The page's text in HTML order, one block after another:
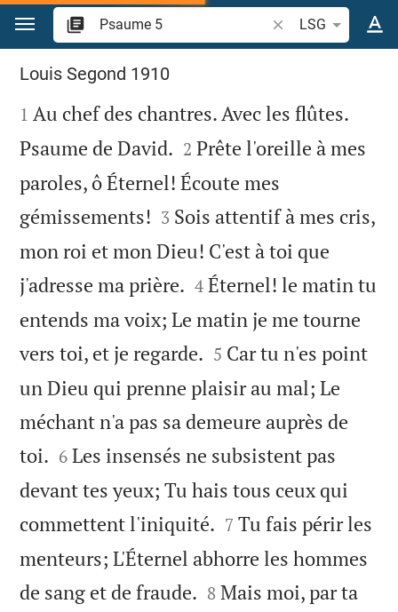
Aller vers contenu
Recherche d'un
LSG
Psaume 5
Louis Segond 1910

1 Au chef des chantres. Avec les flûtes.
Psaume de David. 

2 Prête l'oreille à mes
paroles, ô Éternel! Écoute mes
gémissements! 

3 Sois attentif à mes cris,
mon roi et mon Dieu! C'est à toi que
j'adresse ma prière. 

4 Éternel! le matin tu
entends ma voix; Le matin je me tourne
vers toi, et je regarde. 

5 Car tu n'es point
un Dieu qui prenne plaisir au mal; Le
méchant n'a pas sa demeure auprès de
toi. 

6 Les insensés ne subsistent pas
devant tes yeux; Tu hais tous ceux qui
commettent l'iniquité. 

7 Tu fais périr les
menteurs; L'Éternel abhorre les hommes
de sang et de fraude. 

8 Mais moi, par ta